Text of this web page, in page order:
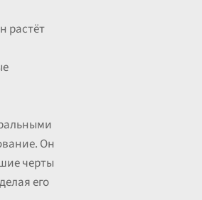
растёт
Он
черты
его